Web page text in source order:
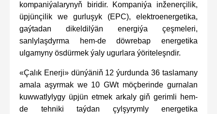
kompaniýalarynyň biridir. Kompaniýa inženerçilik,
üpjünçilik we gurluşyk (EPC), elektroenergetika,
gaýtadan dikeldilýän energiýa çeşmeleri,
sanlylaşdyrma hem-de döwrebap energetika
ulgamyny ösdürmek ýaly ugurlara ýöriteleşndir.
«Çalık Enerji» dünýäniň 12 ýurdunda 36 taslamany
amala aşyrmak we 10 GWt möçberinde gurnalan
kuwwatlylygy üpjün etmek arkaly giň gerimli hem-
de tehniki taýdan çylşyrymly energetika